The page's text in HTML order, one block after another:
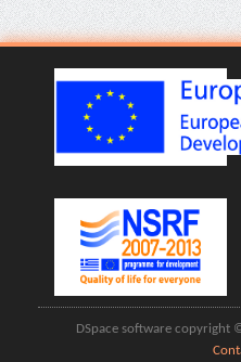
DSpace software copyright